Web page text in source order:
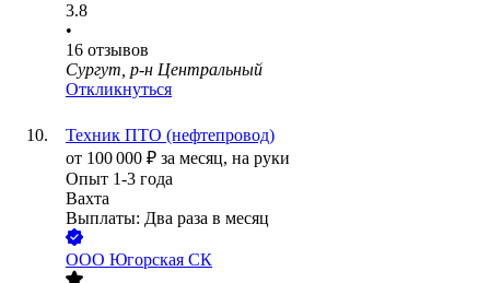
3.8
•
16 отзывов
Сургут, р-н Центральный
Откликнуться
Техник ПТО (нефтепровод)
от 100 000 ₽ за месяц, на руки
Опыт 1-3 года
Вахта
Выплаты: Два раза в месяц
ООО Югорская СК